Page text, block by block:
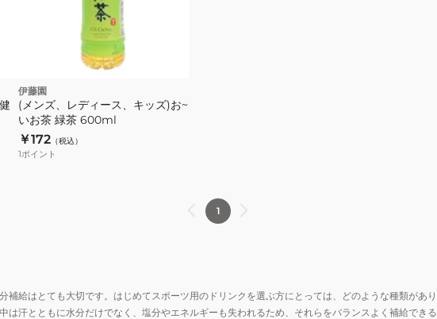
伊藤園
(メンズ、レディース、キッズ)お~
いお茶 緑茶 600ml
￥172 （税込）
1ポイント
1
補給はとても大切です。はじめてスポーツ用のドリンクを選ぶ方にとっては、どのような種類があ
は汗とともに水分だけでなく、塩分やエネルギーも失われるため、それらをバランスよく補給できる